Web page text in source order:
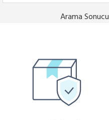
Arama Sonucu